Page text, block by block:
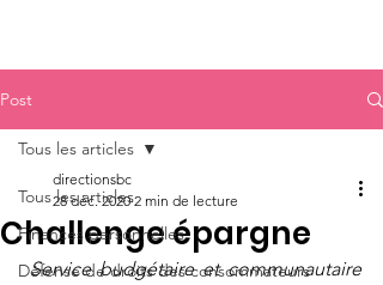
Post
Tous les articles
Finances personnelles
Défense de droits des consommateurs
Tous les articles
Challenge épargne
directionsbc
28 déc. 2020 2 min de lecture
Service budgétaire et communautaire